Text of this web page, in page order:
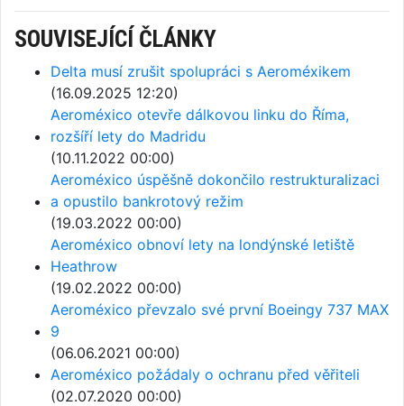
SOUVISEJÍCÍ ČLÁNKY
Delta musí zrušit spolupráci s Aeroméxikem
(16.09.2025 12:20)
Aeroméxico otevře dálkovou linku do Říma,
rozšíří lety do Madridu
(10.11.2022 00:00)
Aeroméxico úspěšně dokončilo restrukturalizaci
a opustilo bankrotový režim
(19.03.2022 00:00)
Aeroméxico obnoví lety na londýnské letiště
Heathrow
(19.02.2022 00:00)
Aeroméxico převzalo své první Boeingy 737 MAX
9
(06.06.2021 00:00)
Aeroméxico požádaly o ochranu před věřiteli
(02.07.2020 00:00)